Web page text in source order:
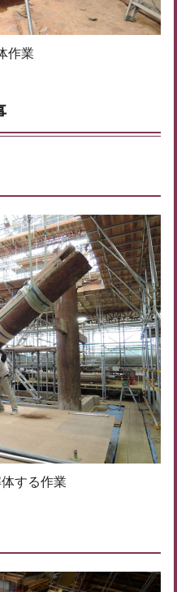
作業
する作業